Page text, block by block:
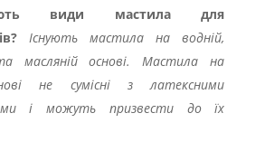
види мастила для
Існують мастила на водній,
та масляній основі. Мастила на
не сумісні з латексними
і можуть призвести до їх